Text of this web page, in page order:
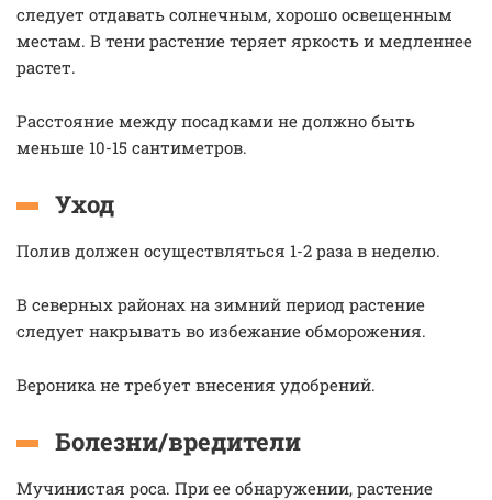
следует отдавать солнечным, хорошо освещенным
местам. В тени растение теряет яркость и медленнее
растет.
Расстояние между посадками не должно быть
меньше 10-15 сантиметров.
Уход
Полив должен осуществляться 1-2 раза в неделю.
В северных районах на зимний период растение
следует накрывать во избежание обморожения.
Вероника не требует внесения удобрений.
Болезни/вредители
Мучинистая роса. При ее обнаружении, растение